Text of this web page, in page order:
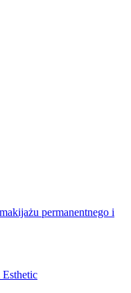
permanentnego i